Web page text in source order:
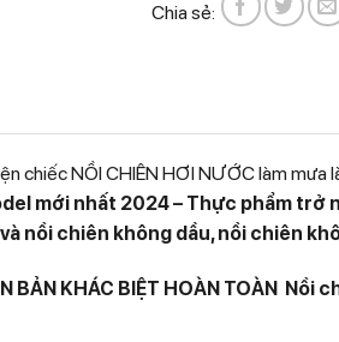
Chia sẻ:
chiếc NỒI CHIÊN HƠI NƯỚC làm mưa
mới nhất 2024 – Thực phẩm trở
nồi chiên không dầu, nồi chiên
BẢN KHÁC BIỆT HOÀN TOÀN